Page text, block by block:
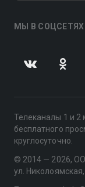
МЫ В СОЦСЕТЯХ
Телеканалы 1 и 2
бесплатного
круглосуточно.
© 2014 — 2026,
ул.